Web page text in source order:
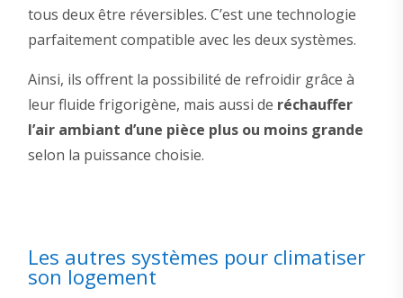
tous deux être réversibles. C’est une technologie
parfaitement compatible avec les deux systèmes.
Ainsi, ils offrent la possibilité de refroidir grâce à
leur fluide frigorigène, mais aussi de réchauffer
l’air ambiant d’une pièce plus ou moins grande
selon la puissance choisie.
Les autres systèmes pour climatiser
son logement